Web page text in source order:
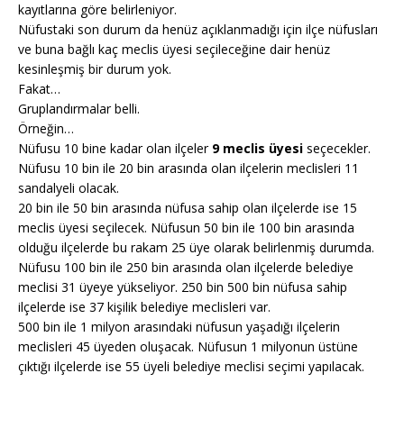
kayıtlarına göre belirleniyor.
Nüfustaki son durum da henüz açıklanmadığı için ilçe nüfusları
ve buna bağlı kaç meclis üyesi seçileceğine dair henüz
kesinleşmiş bir durum yok.
Fakat…
Gruplandırmalar belli.
Örneğin…
Nüfusu 10 bine kadar olan ilçeler 9 meclis üyesi seçecekler.
Nüfusu 10 bin ile 20 bin arasında olan ilçelerin meclisleri 11
sandalyeli olacak.
20 bin ile 50 bin arasında nüfusa sahip olan ilçelerde ise 15
meclis üyesi seçilecek. Nüfusun 50 bin ile 100 bin arasında
olduğu ilçelerde bu rakam 25 üye olarak belirlenmiş durumda.
Nüfusu 100 bin ile 250 bin arasında olan ilçelerde belediye
meclisi 31 üyeye yükseliyor. 250 bin 500 bin nüfusa sahip
ilçelerde ise 37 kişilik belediye meclisleri var.
500 bin ile 1 milyon arasındaki nüfusun yaşadığı ilçelerin
meclisleri 45 üyeden oluşacak. Nüfusun 1 milyonun üstüne
çıktığı ilçelerde ise 55 üyeli belediye meclisi seçimi yapılacak.